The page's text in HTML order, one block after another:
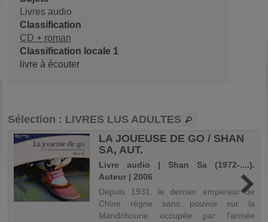
Livres audio
Classification
CD + roman
Classification locale 1
livre à écouter
Sélection : LIVRES LUS ADULTES
LA JOUEUSE DE GO / SHAN
SA, AUT.
Livre audio | Shan Sa (1972-....).
Auteur | 2006
Depuis 1931, le dernier empereur de
Chine règne sans pouvoir sur la
Mandchourie occupée par l'armée